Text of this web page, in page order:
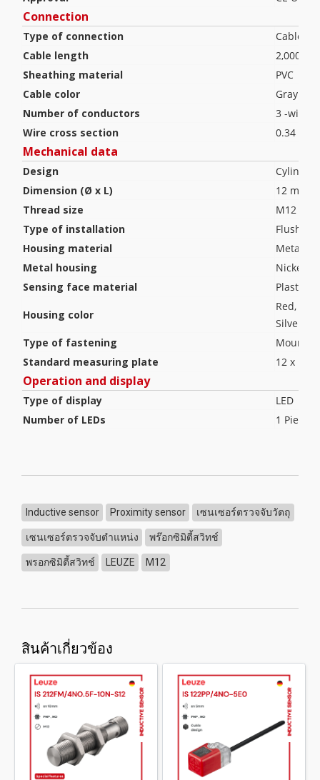
Connection
Type of connection
Cable
Cable length
2,000
Sheathing material
PVC
Cable color
Gray
Number of conductors
3 -wire
Wire cross section
0.34 mm²
Mechanical data
Design
Dimension (Ø x L)
12 mm x
Thread size
M12 x 1
Type of installation
Flush
Housing material
Metal
Metal housing
Nickel-
Sensing face material
Plastic,
Housing color
Red,
Silver
Type of fastening
Standard measuring plate
12 x 12
Operation and display
Type of display
LED
Number of LEDs
1 Piece(s)
Inductive sensor Proximity sensor เซนเซอร์ตรวจจับวัตถุ
เซนเซอร์ตรวจจับตำแหน่ง พร๊อกซิมิตี้สวิทช์
พรอกซิมิตี้สวิทช์ LEUZE M12
สินค้าเกี่ยวข้อง